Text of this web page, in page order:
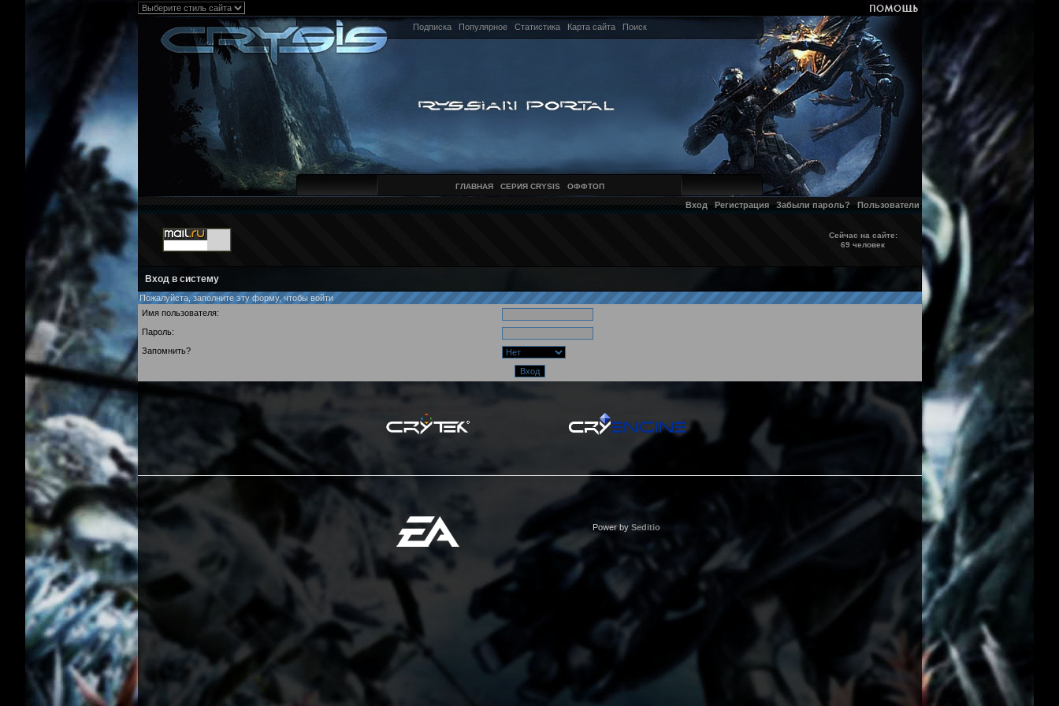
Подписка Популярное Статистика Карта сайта Поиск
ГЛАВНАЯ СЕРИЯ CRYSIS ОФФТОП
Вход Регистрация Забыли пароль? Пользователи
Сейчас на сайте:
69 человек
Вход в систему
Пожалуйста, заполните эту форму, чтобы войти
Имя пользователя:
Пароль:
Запомнить?
Power by Seditio